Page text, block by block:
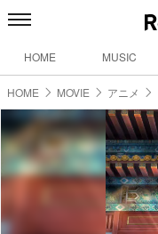
HOME MUSIC
HOME MOVIE アニメ